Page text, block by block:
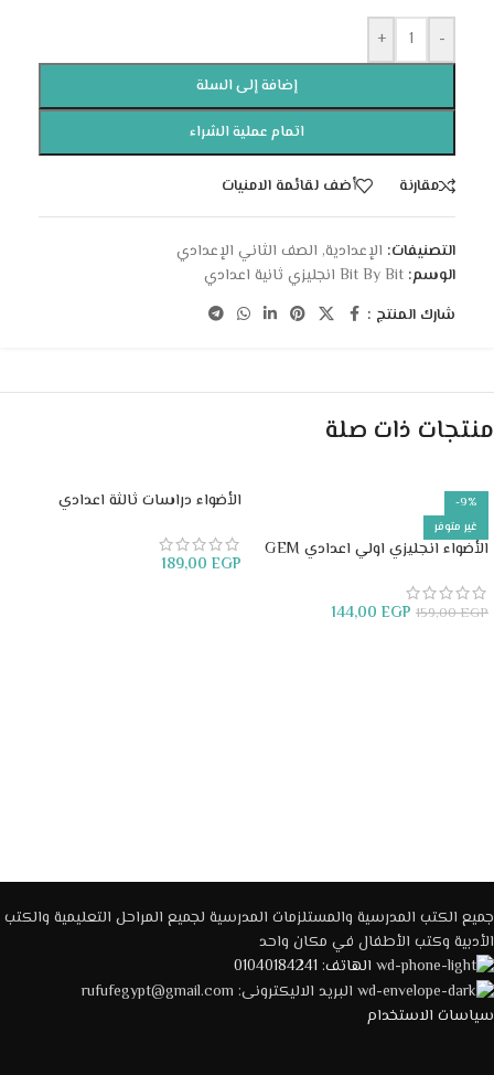
-
+
إضافة إلى السلة
اتمام عملية الشراء
مقارنة أضف لقائمة الامنيات
التصنيفات: الإعدادية, الصف الثاني الإعدادي
الوسم: Bit By Bit انجليزي ثانية اعدادي
شارك المنتج :
منتجات ذات صلة
-9%
غير متوفر
الأضواء انجليزي اولي اعدادي GEM
159,00EGP
144,00 EGP
الأضواء دراسات ثالثة اعدادي
189,00 EGP
جميع الكتب المدرسية والمستلزمات المدرسية لجميع المراحل التعليمية والكتب
الأدبية وكتب الأطفال في مكان واحد
الهاتف: 01040184241
البريد الاليكترونى: rufufegypt@gmail.com
سياسات الاستخدام